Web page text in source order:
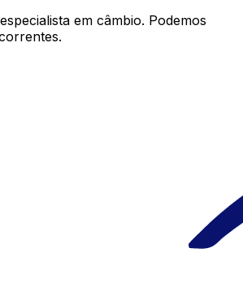
em câmbio. Podemos